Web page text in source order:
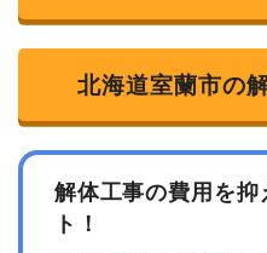
北海道室蘭市の
解体工事の費用を
ト！